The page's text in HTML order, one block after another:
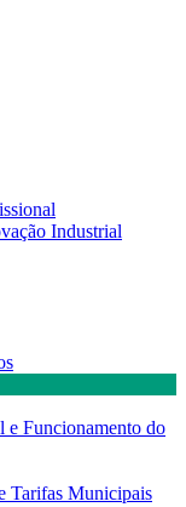
Industrial
e Funcionamento do
Tarifas Municipais